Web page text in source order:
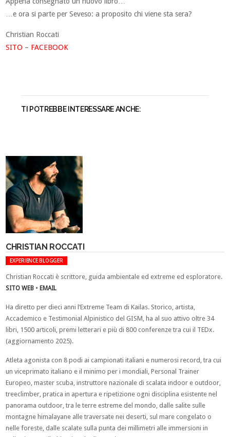
…e ora si parte per Seveso: a proposito chi viene sta sera?
Christian Roccati
SITO – FACEBOOK
TI POTREBBE INTERESSARE ANCHE:
CHRISTIAN ROCCATI
EXPERIENCE BLOGGER
Christian Roccati è scrittore, guida ambientale ed extreme ed esploratore.
SITO WEB • EMAIL
Ha diretto per dieci anni l’Extreme Team di Kailas. Storico, artista,
Accademico e Testimonial Alpinistico del GISM, ha al suo attivo oltre 34
libri, 1500 articoli, premi letterari e più di 800 conferenze tra cui il TEDx.
(aggiornamento 2025).
Atleta agonista con 8 podi ai campionati italiani e numerosi record, tra cui
un viceprimato italiano e il minimo per i mondiali, Personal Trainer
Europeo, master scuba, instruttore nazionale di scalata indoor e outdoor,
treeclimber, pratica in apertura e ripetizione ogni disciplina esistente nel
panorama outdoor, tra le terre estreme del mondo, dalle salite sulle
montagne himalayane alle traversate nei deserti, sul mare congelato o
nelle foreste, dalle scalate sulla punta dei millimetri alle immersioni in